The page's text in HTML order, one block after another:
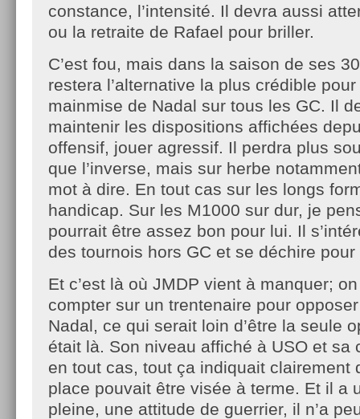
constance, l’intensité. Il devra aussi
ou la retraite de Rafael pour briller.
C’est fou, mais dans la saison de ses
restera l’alternative la plus crédible
mainmise de Nadal sur tous les GC. Il
maintenir les dispositions affichées
offensif, jouer agressif. Il perdra plus
que l’inverse, mais sur herbe
mot à dire. En tout cas sur les longs
handicap. Sur les M1000 sur dur, je
pourrait être assez bon pour lui. Il
des tournois hors GC et se déchire
Et c’est là où JMDP vient à manquer;
compter sur un trentenaire pour
Nadal, ce qui serait loin d’être la seule
était là. Son niveau affiché à USO et sa
en tout cas, tout ça indiquait clairement
place pouvait être visée à terme. Et il a
pleine, une attitude de guerrier, il n’a